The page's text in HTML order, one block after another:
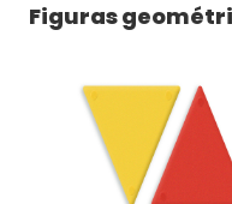
Figuras